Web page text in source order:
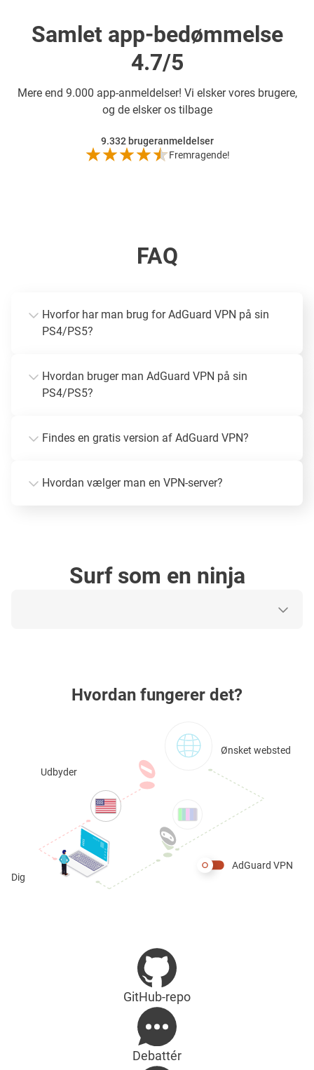
Samlet app-bedømmelse
4.7/5
Mere end 9.000 app-anmeldelser! Vi elsker vores brugere,
og de elsker os tilbage
9.332 brugeranmeldelser
Fremragende!
FAQ
Hvorfor har man brug for AdGuard VPN på sin
PS4/PS5?
Hvordan bruger man AdGuard VPN på sin
PS4/PS5?
Findes en gratis version af AdGuard VPN?
Hvordan vælger man en VPN-server?
Surf som en ninja
Hvordan fungerer det?
Udbyder
Dig
Ønsket websted
AdGuard VPN
GitHub-repo
Debattér